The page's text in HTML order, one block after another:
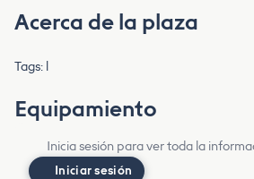
Acerca de la plaza
Tags: l
Equipamiento
Inicia sesión para ver toda la
Iniciar sesión